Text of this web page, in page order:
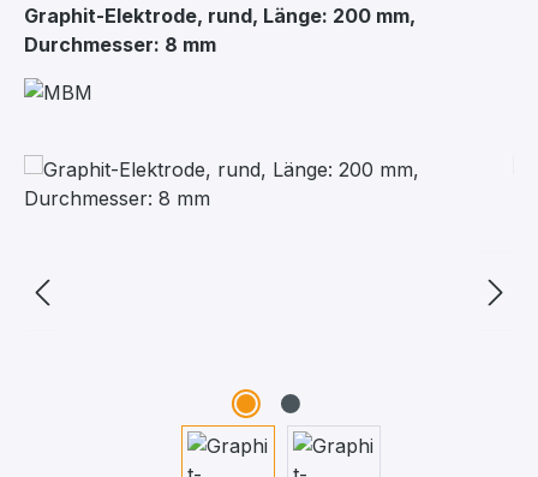
Graphit-Elektrode, rund, Länge: 200 mm,
Durchmesser: 8 mm
Bildergalerie überspringen